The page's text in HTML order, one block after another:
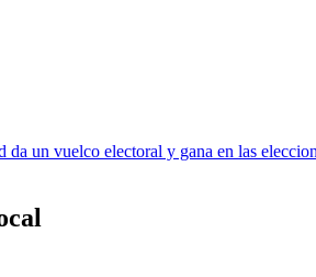
da un vuelco electoral y gana en las